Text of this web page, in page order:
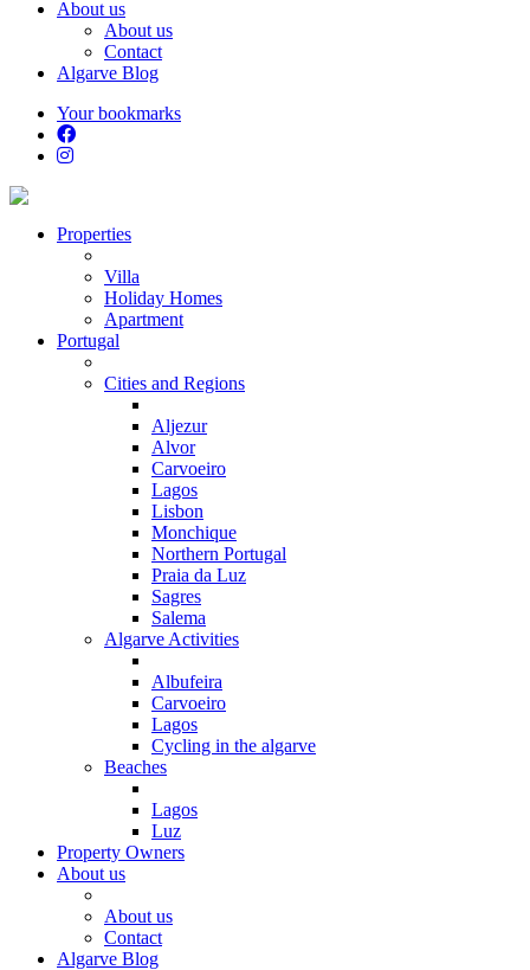
About us
About us
Contact
Algarve Blog
Your bookmarks
Properties
Villa
Holiday Homes
Apartment
Portugal
Cities and Regions
Aljezur
Alvor
Carvoeiro
Lagos
Lisbon
Monchique
Northern Portugal
Praia da Luz
Sagres
Salema
Algarve Activities
Albufeira
Carvoeiro
Lagos
Cycling in the algarve
Beaches
Lagos
Luz
Property Owners
About us
About us
Contact
Algarve Blog